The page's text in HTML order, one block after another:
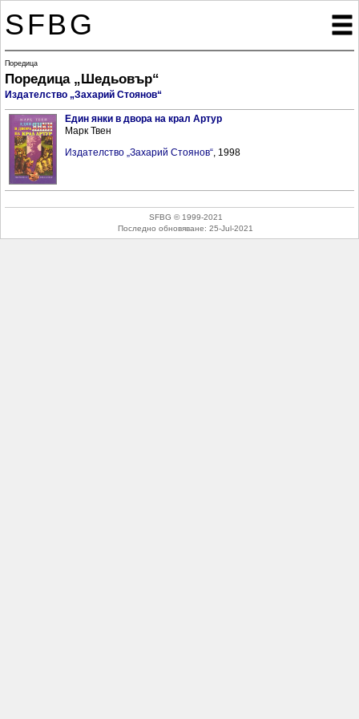
SFBG 
Поредица
Поредица „Шедьовър“
Издателство „Захарий Стоянов“
Един янки в двора на крал Артур
Марк Твен
Издателство „Захарий Стоянов“, 1998
SFBG © 1999-2021
Последно обновяване: 25-Jul-2021